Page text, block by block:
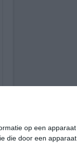
op een apparaat
die door een apparaat